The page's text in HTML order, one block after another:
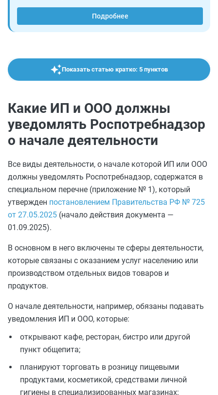
Подробнее
Показать статью кратко: 5 пунктов
Какие ИП и ООО должны
уведомлять Роспотребнадзор
о начале деятельности
Все виды деятельности, о начале которой ИП или ООО
должны уведомлять Роспотребнадзор, содержатся в
специальном перечне (приложение № 1), который
утвержден постановлением Правительства РФ № 725
от 27.05.2025 (начало действия документа —
01.09.2025).
В основном в него включены те сферы деятельности,
которые связаны с оказанием услуг населению или
производством отдельных видов товаров и
продуктов.
О начале деятельности, например, обязаны подавать
уведомления ИП и ООО, которые:
открывают кафе, ресторан, бистро или другой
пункт общепита;
планируют торговать в розницу пищевыми
продуктами, косметикой, средствами личной
гигиены в специализированных магазинах;